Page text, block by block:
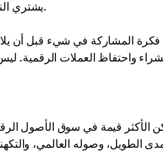
يشتري الناس العملات الرقمية لأنهم يشعرون أنهم جزء من حركة.
فكرة المشاركة في شيء قبل أن
الأكثر قيمة في سوق الأصول